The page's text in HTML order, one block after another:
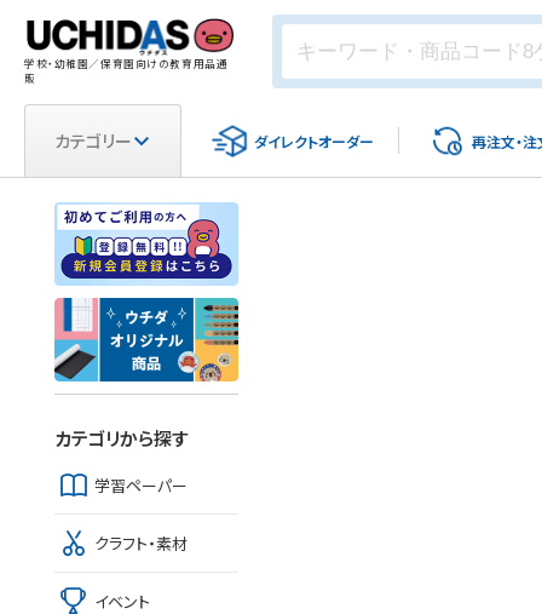
学校・幼稚園／保育園向けの教育用品通
販
カテゴリー ダイレクトオーダー 再注文・注
カテゴリから探す
学習ペーパー
クラフト・素材
イベント